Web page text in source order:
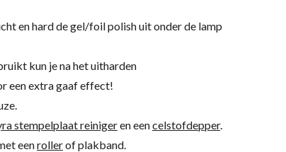
en hard de gel/foil polish uit onder de lamp
kun je na het uitharden
een extra gaaf effect!
stempelplaat reinigeren eencelstofdepper.
eenrollerof plakband.